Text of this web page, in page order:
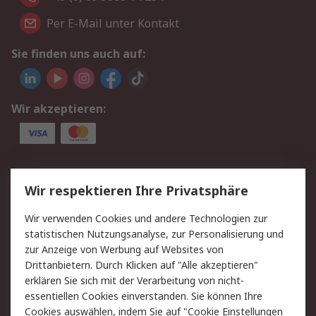
Per E-Mail unter Kontakt
Sie finden uns auch auf:
Wir akzeptieren:
Service
Value Added Services
Lieferlösungen
Rücksendungen
Kontakt
Hilfe
Privatkunden
Rechtliches
AGB
Datenschutz
Wir respektieren Ihre Privatsphäre
Wir verwenden Cookies und andere Technologien zur
statistischen Nutzungsanalyse, zur Personalisierung und
zur Anzeige von Werbung auf Websites von
Drittanbietern. Durch Klicken auf "Alle akzeptieren"
erklären Sie sich mit der Verarbeitung von nicht-
essentiellen Cookies einverstanden. Sie können Ihre
Cookies auswählen, indem Sie auf "Cookie Einstellungen